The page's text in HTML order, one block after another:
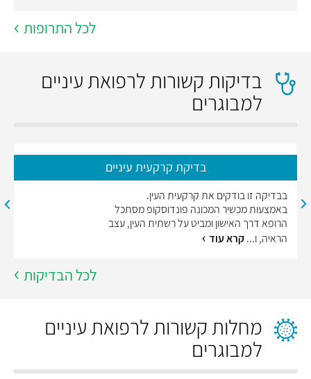
לכל התרופות
בדיקות קשורות לרפואת עיניים
למבוגרים
בדיקת קרקעית עיניים
בבדיקה זו בודקים את קרקעית העין.
באמצעות מכשיר המכונה פונדוסקופ מסתכל
הרופא דרך האישון ומביט על רשתית העין, עצב
הראיה, ו...קרא עוד
לכל הבדיקות
מחלות קשורות לרפואת עיניים
למבוגרים